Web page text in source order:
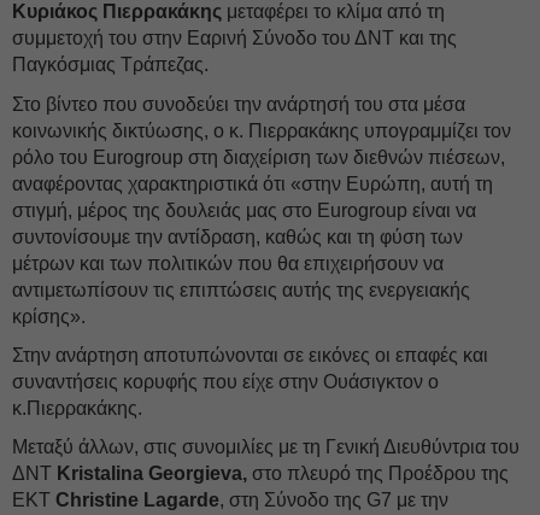
Κυριάκος Πιερρακάκης μεταφέρει το κλίμα από τη
συμμετοχή του στην Εαρινή Σύνοδο του ΔΝΤ και της
Παγκόσμιας Τράπεζας.
Στο βίντεο που συνοδεύει την ανάρτησή του στα μέσα
κοινωνικής δικτύωσης, ο κ. Πιερρακάκης υπογραμμίζει τον
ρόλο του Eurogroup στη διαχείριση των διεθνών πιέσεων,
αναφέροντας χαρακτηριστικά ότι «στην Ευρώπη, αυτή τη
στιγμή, μέρος της δουλειάς μας στο Eurogroup είναι να
συντονίσουμε την αντίδραση, καθώς και τη φύση των
μέτρων και των πολιτικών που θα επιχειρήσουν να
αντιμετωπίσουν τις επιπτώσεις αυτής της ενεργειακής
κρίσης».
Στην ανάρτηση αποτυπώνονται σε εικόνες οι επαφές και
συναντήσεις κορυφής που είχε στην Ουάσιγκτον ο
κ.Πιερρακάκης.
Μεταξύ άλλων, στις συνομιλίες με τη Γενική Διευθύντρια του
ΔΝΤ Kristalina Georgieva, στο πλευρό της Προέδρου της
ΕΚΤ Christine Lagarde, στη Σύνοδο της G7 με την